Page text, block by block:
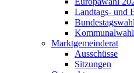
Landtags- und
Marktgemeinderat
Ausschüsse
Sitzungen